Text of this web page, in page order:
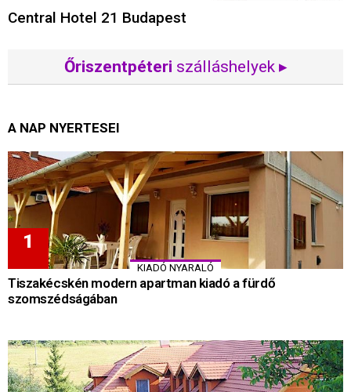
Central Hotel 21 Budapest
Őriszentpéteri szálláshelyek ▸
A NAP NYERTESEI
KIADÓ NYARALÓ
Tiszakécskén modern apartman kiadó a fürdő
szomszédságában